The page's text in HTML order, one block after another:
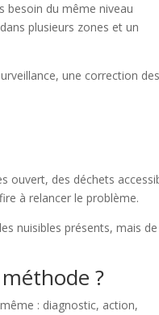
besoin du même niveau
plusieurs zones et un
une correction des
ouvert, des déchets
à relancer le problème.
nuisibles présents, mais de
?
: diagnostic, action,